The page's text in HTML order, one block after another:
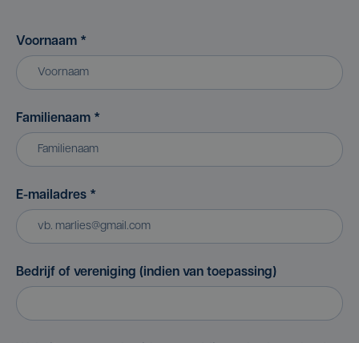
Voornaam *
Familienaam *
E-mailadres *
Bedrijf of vereniging (indien van toepassing)